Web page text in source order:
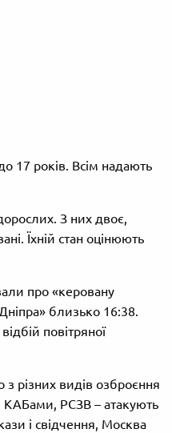
17 років. Всім надають
З них двоє,
Їхній стан оцінюють
про «керовану
близько 16:38.
повітряної
з різних видів озброєння
РСЗВ – атакують
і свідчення, Москва